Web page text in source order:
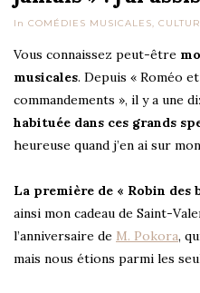
In COMÉDIES MUSICALES,
Vous connaissez peut-être
musicales. Depuis « Roméo
commandements », il y a une
habituée dans ces grands
heureuse quand j’en ai sur
La première de « Robin des
ainsi mon cadeau de Saint-
l’anniversaire de M. Pokora,
mais nous étions parmi les